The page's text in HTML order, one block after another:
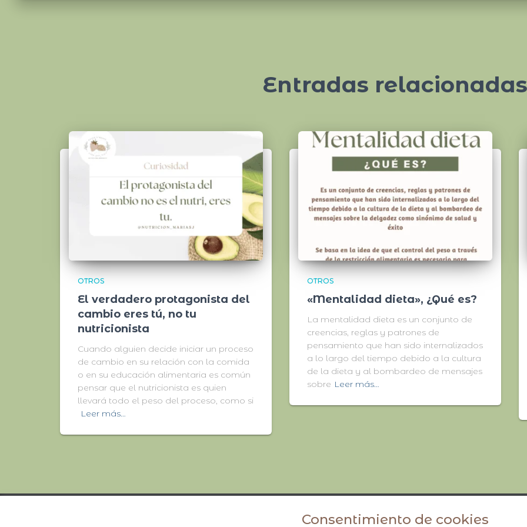
Entradas relacionadas
OTROS
El verdadero protagonista del
cambio eres tú, no tu
nutricionista
Cuando alguien decide iniciar un proceso
de cambio en su relación con la comida
o en su educación alimentaria es común
pensar que el nutricionista es quien
llevará todo el peso del proceso, como si
Leer más…
OTROS
«Mentalidad dieta», ¿Qué es?
La mentalidad dieta es un conjunto de
creencias, reglas y patrones de
pensamiento que han sido internalizados
a lo largo del tiempo debido a la cultura
de la dieta y al bombardeo de mensajes
sobre Leer más…
Avisos legales y política de privacidad
Consentimiento de cookies